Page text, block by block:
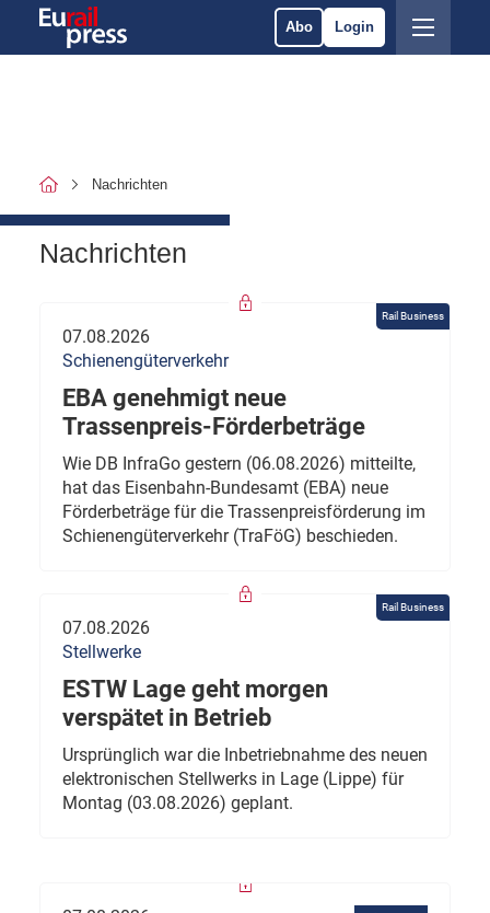
Abo Login
Nachrichten
Nachrichten
Rail Business
07.08.2026
Schienengüterverkehr
EBA genehmigt neue
Trassenpreis-Förderbeträge
Wie DB InfraGo gestern (06.08.2026) mitteilte,
hat das Eisenbahn-Bundesamt (EBA) neue
Förderbeträge für die Trassenpreisförderung im
Schienengüterverkehr (TraFöG) beschieden.
Rail Business
07.08.2026
Stellwerke
ESTW Lage geht morgen
verspätet in Betrieb
Ursprünglich war die Inbetriebnahme des neuen
elektronischen Stellwerks in Lage (Lippe) für
Montag (03.08.2026) geplant.